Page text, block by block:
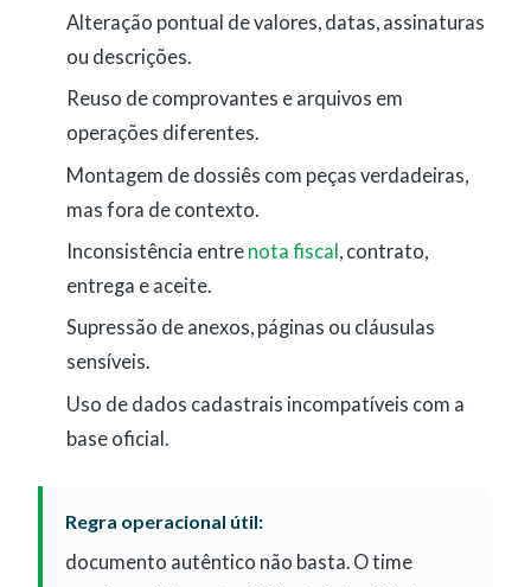
Alteração pontual de valores, datas, assinaturas
ou descrições.
Reuso de comprovantes e arquivos em
operações diferentes.
Montagem de dossiês com peças verdadeiras,
mas fora de contexto.
Inconsistência entre nota fiscal , contrato,
entrega e aceite.
Supressão de anexos, páginas ou cláusulas
sensíveis.
Uso de dados cadastrais incompatíveis com a
base oficial.
Regra operacional útil:
documento autêntico não basta. O time